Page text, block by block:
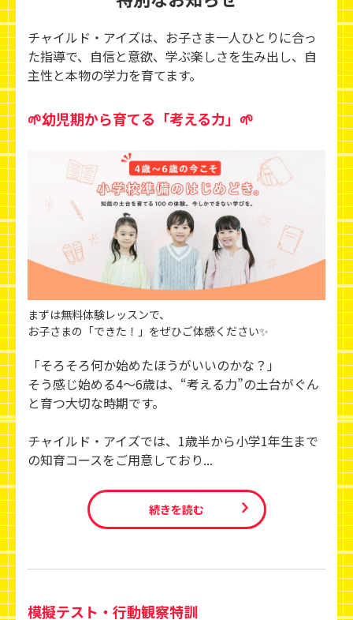
チャイルド・アイズは、お子さま一人ひとりに合っ
た指導で、自信と意欲、学ぶ楽しさを生み出し、 自
主性と本物の学力を育てます。
🌱幼児期から育てる「考える力」🌱
まずは無料体験レッスンで、
お子さまの「できた！」をぜひご体感ください✨
「そろそろ何か始めたほうがいいのかな？」
そう感じ始める4〜6歳は、“考える力”の土台がぐん
と育つ大切な時期です。
チャイルド・アイズでは、1歳半から小学1年生まで
の知育コースをご用意しており...
続きを読む
模擬テスト・行動観察特訓